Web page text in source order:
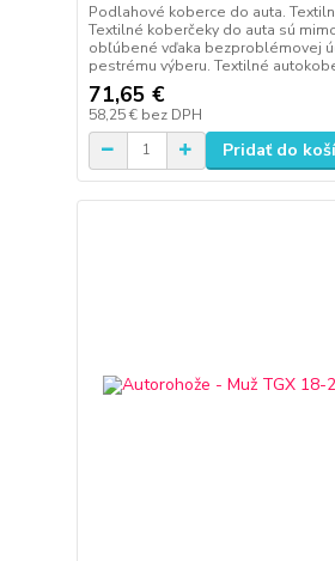
Podlahové koberce do auta.
Textilné koberčeky do auta sú
obľúbené vďaka bezproblémovej
pestrému výberu. Textilné
71,65 €
58,25 € bez DPH
Pridať do